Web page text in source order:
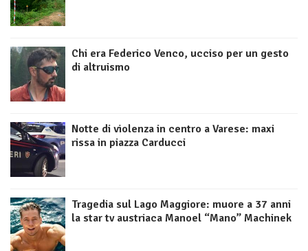
Chi era Federico Venco, ucciso per un gesto
di altruismo
Notte di violenza in centro a Varese: maxi
rissa in piazza Carducci
Tragedia sul Lago Maggiore: muore a 37 anni
la star tv austriaca Manoel “Mano” Machinek